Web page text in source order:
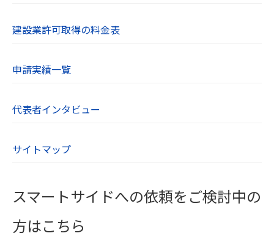
【８．SSL（Secure Socket Layer）について】
ラウザとWebサーバーとの通信を暗号化していま
どの個人情報は自動的に暗号化されます。
cookieとは、WebサーバーからWebブラウザに送
き、効率的に当社Webサイトを利用することがで
きます。当社Webサイトがcookieとして送るファ
イルは、個人を特定するような情報は含んでおり
建設業許可取得の料金表
申請実績一覧
代表者インタビュー
サイトマップ
スマートサイドへの依頼をご検討中の
方はこちら